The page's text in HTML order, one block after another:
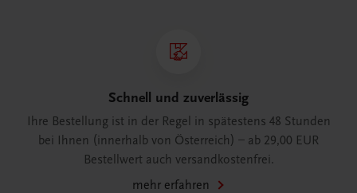
Schnell und zuverlässig
Ihre Bestellung ist in der Regel in spätestens 48 Stunden
bei Ihnen (innerhalb von Österreich) – ab 29,00 EUR
Bestellwert auch versandkostenfrei.
mehr erfahren